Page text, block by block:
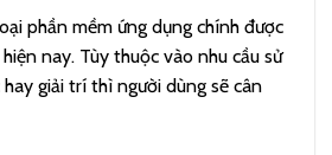
phần mềm ứng dụng chính được
nay. Tùy thuộc vào nhu cầu sử
giải trí thì người dùng sẽ cân